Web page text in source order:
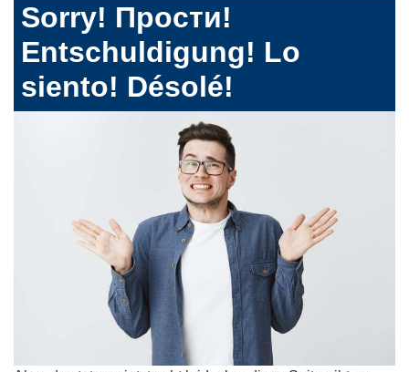
Sorry! Прости!
Entschuldigung! Lo
siento! Désolé!